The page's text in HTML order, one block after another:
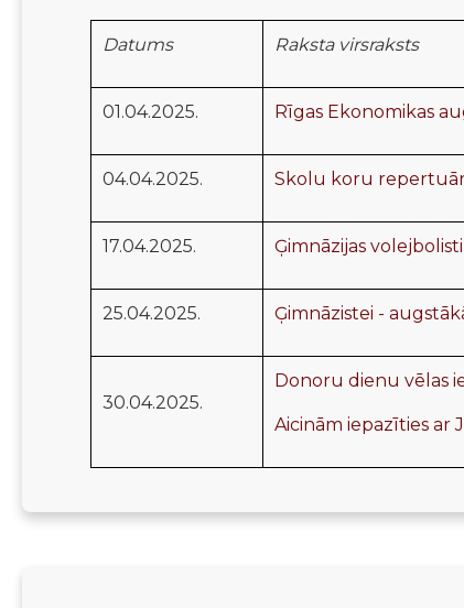
Datums Raksta virsraksts
01.04.2025. Rīgas Ekonomikas
04.04.2025. Skolu koru
17.04.2025. Ģimnāzijas
25.04.2025. Ģimnāzistei -
30.04.2025.
Donoru dienu vēlas
Aicinām iepazīties ar